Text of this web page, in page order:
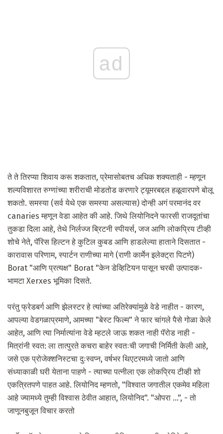
ad
ते ते तिरप्या शिवाय करू शकतात, प्रेमासोबतच अधिक शक्यताही - म्हणून
शल्यविशारत रुग्णांच्या शरीराची मोडतोड करणारे ट्यूमरबद्दल हळूवारपणे बोलू
शकतो. समस्या (सर्व येथे एक समस्या असल्यास) दोन्ही अगं परमानंद वर
canaries म्हणून वेडा आहेत की आहे. जिथे लियोनिदने फारसी राजदूतांचा
तुकडा दिला आहे, तेथे निर्लज्ज ब्रिटनी स्पीयर्स, जज आणि लोकप्रिय टीव्ही
शोचे नेते, पॅरिस हिल्टन हे कुटिल कुबड आणि हाडलेल्या हाताने दिसतात -
कारावास परिणाम, स्पार्टन राणीच्या मागे (राणी कार्मेन इलेक्ट्रा पिटणे)
Borat "आणि प्रत्यक्ष" Borat "केन डेव्हिटियन पासून चरबी उत्पादक-
भामटा Xerxes भूमिका दिसते.
परंतु फ्रेडबर्ग आणि झेलस्टर हे त्यांच्या अतिरेक्यांमुळे वेडे नाहीत - कारण,
आपल्या वेडगळाप्रमाणे, आमच्या "बेस्ट फिल्म" ने फार चांगले पैसे गोळा केले
आहेत, आणि त्या निर्मात्यांना वेडे म्हटले जाऊ शकत नाही पॅरोड नाही -
मित्रांनी स्वत: ला तात्पुरते कचरा बाहेर स्वतःची जगाची निर्मिती केली आहे,
जसे एक प्रोजेक्शनिस्टचा दुःस्वप्न, वर्षभर थिएटरमध्ये जातो आणि
संध्याकाळी घरी येताना पाहणे - त्याच्या पत्नीला एक लोकप्रिय टीव्ही शो
एकत्रितपणे पाहत आहे. लियोनिद म्हणतो, "विश्वात जगातील एकमेव महिला
आहे ज्यामध्ये तुम्ही विश्वास ठेवीत आहात, लियोनिद". "ओपरा ...", - तो
जाणूनबुजून विचार करतो